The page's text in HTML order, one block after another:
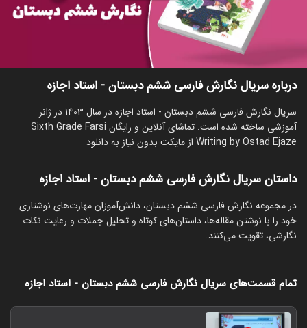
سریال
توضیحات قسمت‌ها
درباره سریال نگارش فارسی ششم دبستان - استاد اجازه
سریال نگارش فارسی ششم دبستان - استاد اجازه در سال 1403 در ژانر
آموزشی ساخته شده است. تماشای آنلاین و رایگان Sixth Grade Farsi
Writing by Ostad Ejaze از مایکت بدون نیاز به دانلود
داستان سریال نگارش فارسی ششم دبستان - استاد اجازه
‏در مجموعه نگارش فارسی ششم دبستان، دانش‌آموزان مهارت‌های نوشتاری
خود را با نوشتن مقاله‌ها، داستان‌های کوتاه و تحلیل جملات و رعایت نکات
نگارشی، تقویت می‌کنند.
تمام قسمت‌های سریال نگارش فارسی ششم دبستان - استاد اجازه